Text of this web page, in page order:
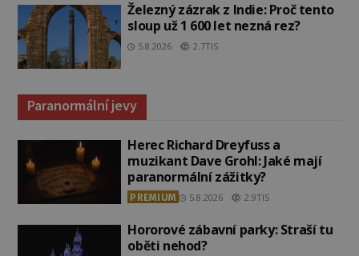
Železný zázrak z Indie: Proč tento
sloup už 1 600 let nezná rez?
5.8.2026 2.7TIS
Paranormální jevy
Herec Richard Dreyfuss a
muzikant Dave Grohl: Jaké mají
paranormální zážitky?
PREMIUM 5.8.2026 2.9TIS
Hororové zábavní parky: Straší tu
oběti nehod?